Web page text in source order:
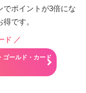
でポイントが3倍にな
です。
ド ／
ゴールド・カード